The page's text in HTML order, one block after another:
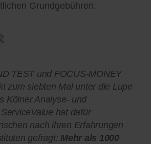
Grundgebühren.
TEST und FOCUS-MONEY
zum siebten Mal unter die Lupe
Kölner Analyse- und
hat dafür
nach ihren Erfahrungen
gefragt: Mehr als 1000